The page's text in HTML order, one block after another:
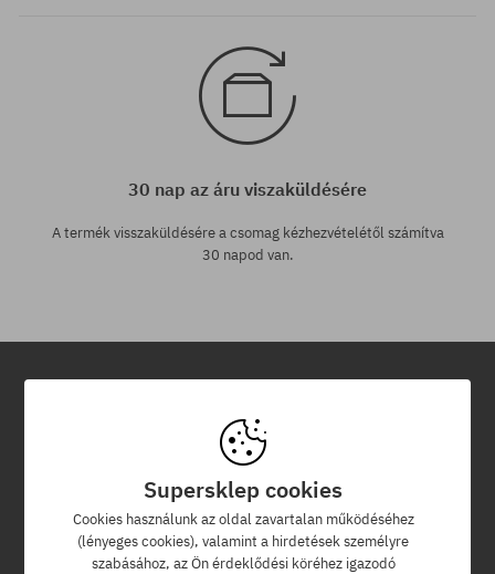
30 nap az áru viszaküldésére
A termék visszaküldésére a csomag kézhezvételétől számítva
30 napod van.
Hírlevél
Iratkozz fel hírlevelünkre és értesülj az elsők között új termékeinkről
és kedvezményeinkről!
Ráadásul kapsz egy -5% kedvezménykódot az egész
rendelésedre!
Supersklep cookies
Cookies használunk az oldal zavartalan működéséhez
(lényeges cookies), valamint a hirdetések személyre
szabásához, az Ön érdeklődési köréhez igazodó